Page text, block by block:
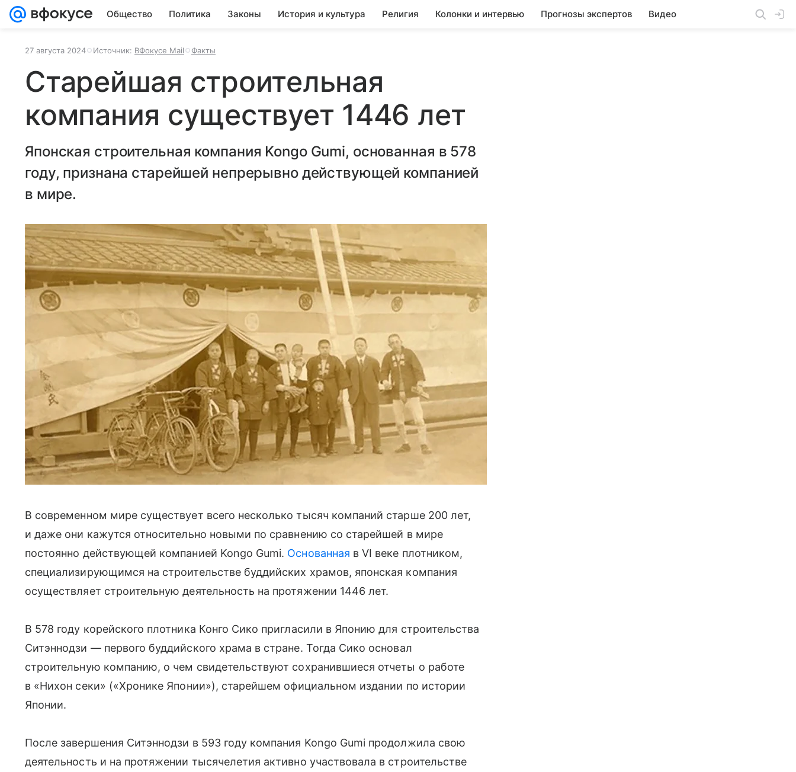
Общество Политика Законы История и культура Религия Колонки и интервью Прогнозы экспертов Видео
27 августа 2024 Источник: ВФокусе Mail Факты
Старейшая строительная
компания существует 1446 лет
Японская строительная компания Kongo Gumi, основанная в 578
году, признана старейшей непрерывно действующей компанией
в мире.
В современном мире существует всего несколько тысяч компаний старше 200 лет,
и даже они кажутся относительно новыми по сравнению со старейшей в мире
постоянно действующей компанией Kongo Gumi. Основанная в VI веке плотником,
специализирующимся на строительстве буддийских храмов, японская компания
осуществляет строительную деятельность на протяжении 1446 лет.
В 578 году корейского плотника Конго Сико пригласили в Японию для строительства
Ситэннодзи — первого буддийского храма в стране. Тогда Сико основал
строительную компанию, о чем свидетельствуют сохранившиеся отчеты о работе
в «Нихон секи» («Хронике Японии»), старейшем официальном издании по истории
Японии.
После завершения Ситэннодзи в 593 году компания Kongo Gumi продолжила свою
деятельность и на протяжении тысячелетия активно участвовала в строительстве